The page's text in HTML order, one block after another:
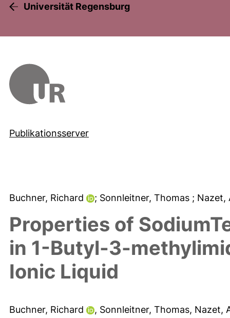
Universität Regensburg
Publikationsserver
Buchner, Richard ; Sonnleitner, Thomas ; Nazet,
Properties of
in 1-Butyl-3-
Ionic Liquid
Buchner, Richard , Sonnleitner, Thomas, Nazet,